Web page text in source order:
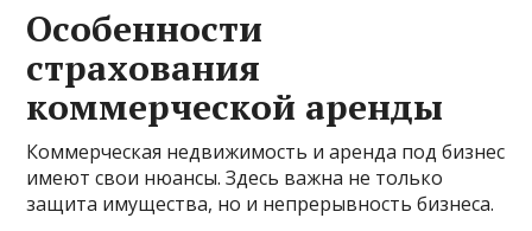
Особенности
страхования
коммерческой аренды
Коммерческая недвижимость и аренда под бизнес
имеют свои нюансы. Здесь важна не только
защита имущества, но и непрерывность бизнеса.